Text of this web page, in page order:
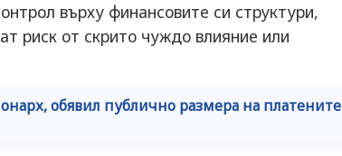
върху финансовите си структури,
риск от скрито чуждо влияние или
обявил публично размера на платените